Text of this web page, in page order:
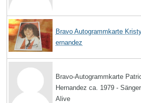
Bravo Autogrammkarte
ernandez
Bravo-Autogrammkarte
Hernandez ca. 1979 -
Alive